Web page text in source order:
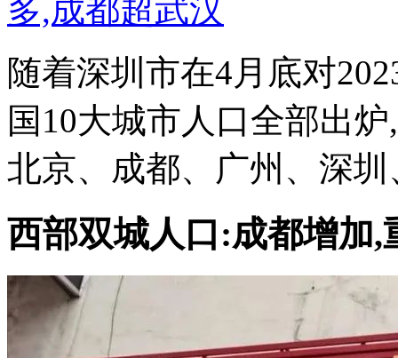
随着深圳市在4月底对
国10大城市人口全部出
北京、成都、广州、深
西部双城人口:成都增加,